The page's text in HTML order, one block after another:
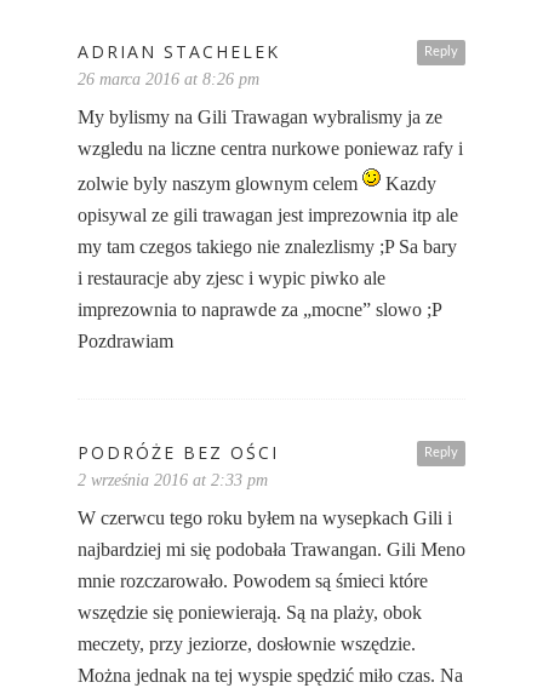
Reply
ADRIAN STACHELEK
26 marca 2016 at 8:26 pm
My bylismy na Gili Trawagan wybralismy ja ze
wzgledu na liczne centra nurkowe poniewaz rafy i
zolwie byly naszym glownym celem
Kazdy
opisywal ze gili trawagan jest imprezownia itp ale
my tam czegos takiego nie znalezlismy ;P Sa bary
i restauracje aby zjesc i wypic piwko ale
imprezownia to naprawde za „mocne” slowo ;P
Pozdrawiam
Reply
PODRÓŻE BEZ OŚCI
2 września 2016 at 2:33 pm
W czerwcu tego roku byłem na wysepkach Gili i
najbardziej mi się podobała Trawangan. Gili Meno
mnie rozczarowało. Powodem są śmieci które
wszędzie się poniewierają. Są na plaży, obok
meczety, przy jeziorze, dosłownie wszędzie.
Można jednak na tej wyspie spędzić miło czas. Na